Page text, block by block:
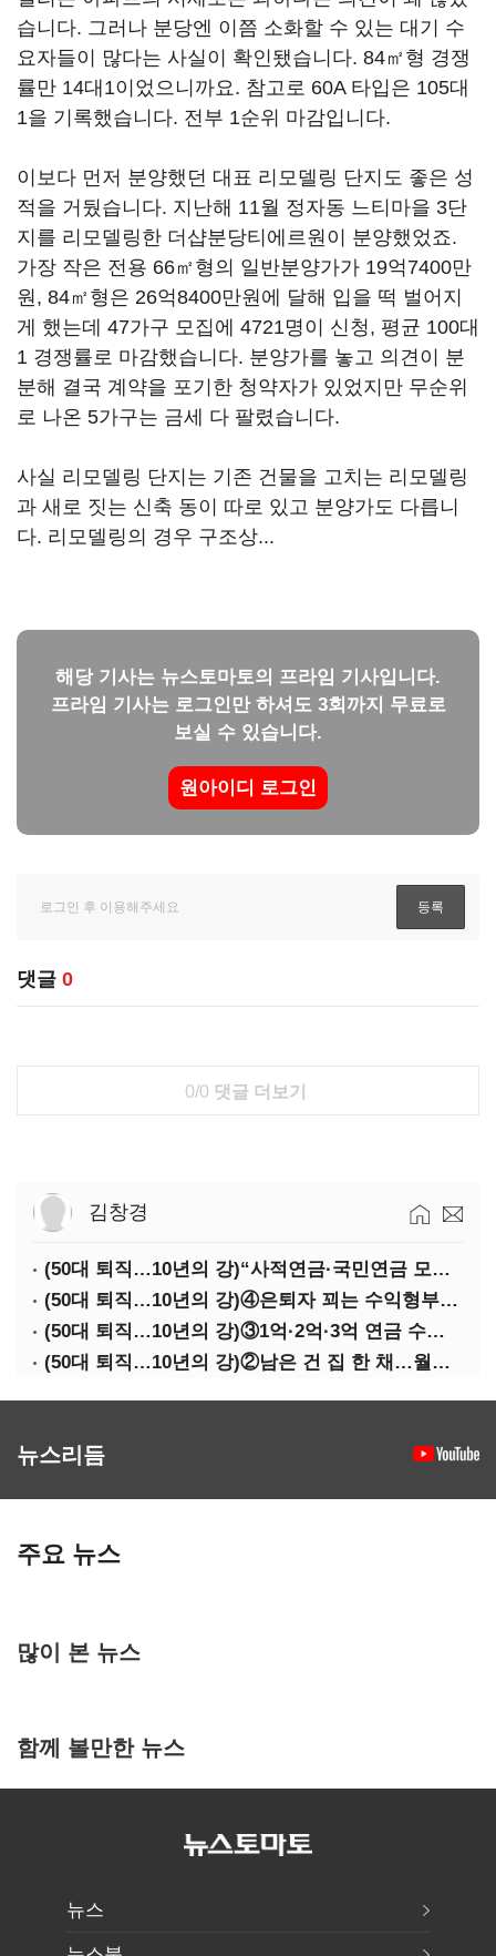
습니다. 그러나 분당엔 이쯤 소화할 수 있는 대기 수
요자들이 많다는 사실이 확인됐습니다. 84㎡형 경쟁
률만 14대1이었으니까요. 참고로 60A 타입은 105대
1을 기록했습니다. 전부 1순위 마감입니다.
이보다 먼저 분양했던 대표 리모델링 단지도 좋은 성
적을 거뒀습니다. 지난해 11월 정자동 느티마을 3단
지를 리모델링한 더샵분당티에르원이 분양했었죠.
가장 작은 전용 66㎡형의 일반분양가가 19억7400만
원, 84㎡형은 26억8400만원에 달해 입을 떡 벌어지
게 했는데 47가구 모집에 4721명이 신청, 평균 100대
1 경쟁률로 마감했습니다. 분양가를 놓고 의견이 분
분해 결국 계약을 포기한 청약자가 있었지만 무순위
로 나온 5가구는 금세 다 팔렸습니다.
사실 리모델링 단지는 기존 건물을 고치는 리모델링
과 새로 짓는 신축 동이 따로 있고 분양가도 다릅니
다. 리모델링의 경우 구조상...
해당 기사는 뉴스토마토의 프라임 기사입니다.
프라임 기사는 로그인만 하셔도 3회까지 무료로
보실 수 있습니다.
원아이디 로그인
댓글 0
0/0 댓글 더보기
김창경
(50대 퇴직…10년의 강)“사적연금·국민연금 모두 당겨서 수령해야”
(50대 퇴직…10년의 강)④은퇴자 꾀는 수익형부동산·전업투자·편의점 창업
(50대 퇴직…10년의 강)③1억·2억·3억 연금 수령 전략
(50대 퇴직…10년의 강)②남은 건 집 한 채…월세 vs 배당 vs 주택연금
뉴스리듬
주요 뉴스
많이 본 뉴스
함께 볼만한 뉴스
뉴스